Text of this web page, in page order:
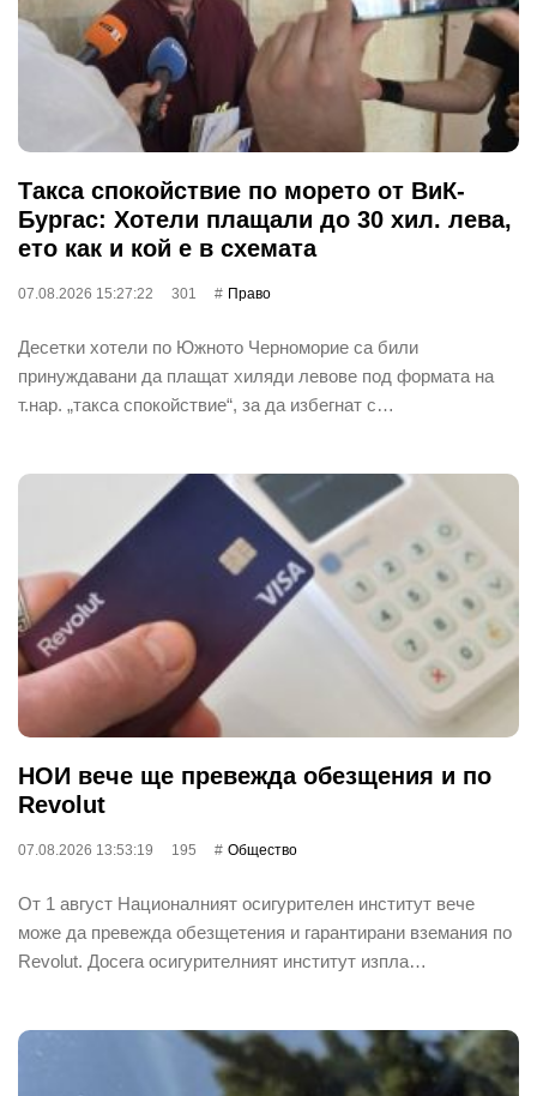
Такса спокойствие по морето от ВиК-
Бургас: Хотели плащали до 30 хил. лева,
ето как и кой е в схемата
07.08.2026 15:27:22 301 Право
Десетки хотели по Южното Черноморие са били
принуждавани да плащат хиляди левове под формата на
т.нар. „такса спокойствие“, за да избегнат с…
НОИ вече ще превежда обезщения и по
Revolut
07.08.2026 13:53:19 195 Общество
От 1 август Националният осигурителен институт вече
може да превежда обезщетения и гарантирани вземания по
Revolut. Досега осигурителният институт изпла…